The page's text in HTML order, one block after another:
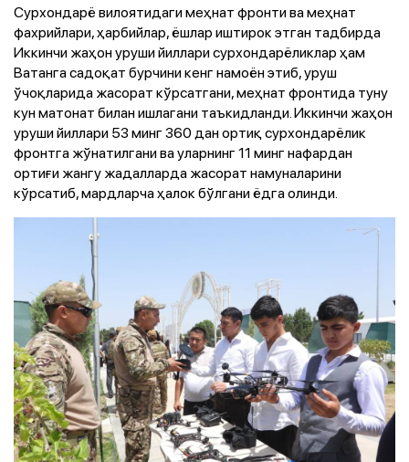
Сурхондарё вилоятидаги меҳнат фронти ва меҳнат
фахрийлари, ҳарбийлар, ёшлар иштирок этган тадбирда
Иккинчи жаҳон уруши йиллари сурхондарёликлар ҳам
Ватанга садоқат бурчини кенг намоён этиб, уруш
ўчоқларида жасорат кўрсатгани, меҳнат фронтида туну
кун матонат билан ишлагани таъкидланди. Иккинчи жаҳон
уруши йиллари 53 минг 360 дан ортиқ сурхондарёлик
фронтга жўнатилгани ва уларнинг 11 минг нафардан
ортиғи жангу жадалларда жасорат намуналарини
кўрсатиб, мардларча ҳалок бўлгани ёдга олинди.